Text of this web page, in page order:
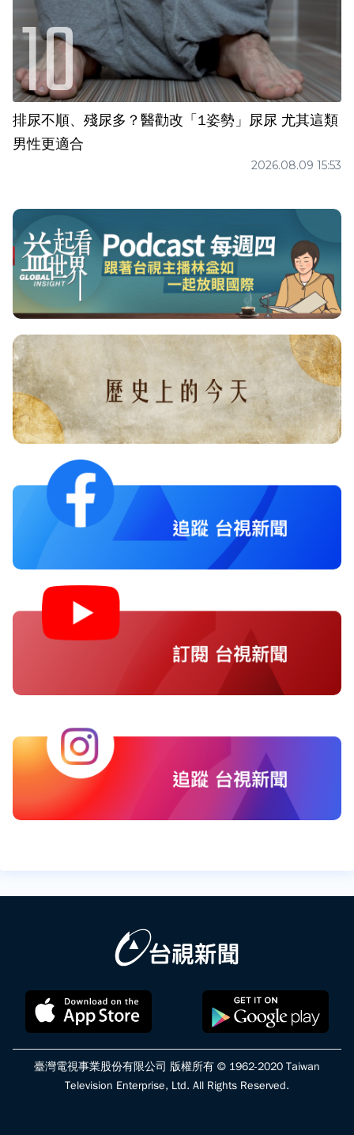
排尿不順、殘尿多？醫勸改「1姿勢」尿尿 尤其這類
男性更適合
2026.08.09 15:53
臺灣電視事業股份有限公司 版權所有 © 1962-2020 Taiwan
Television Enterprise, Ltd. All Rights Reserved.